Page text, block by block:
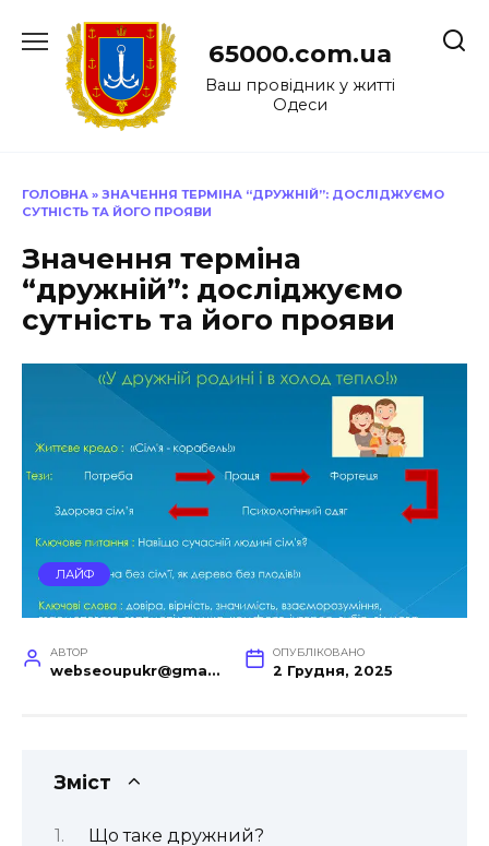
до
65000.com.ua
Ваш провідник у житті
Одеси
ГОЛОВНА » ЗНАЧЕННЯ ТЕРМІНА “ДРУЖНІЙ”: ДОСЛІДЖУЄМО
СУТНІСТЬ ТА ЙОГО ПРОЯВИ
Значення терміна
“дружній”: досліджуємо
сутність та його прояви
ЛАЙФ
АВТОР
webseoupukr@gmail.com
ОПУБЛІКОВАНО
2 Грудня, 2025
Зміст
Що таке дружний?